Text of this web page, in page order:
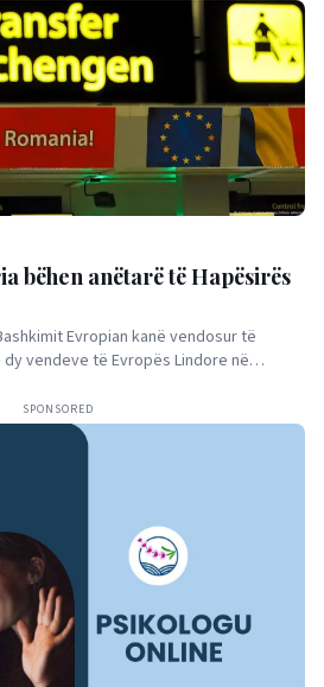
bëhen anëtarë të Hapësirës
Evropian kanë vendosur të
vendeve të Evropës Lindore në…
SPONSORED